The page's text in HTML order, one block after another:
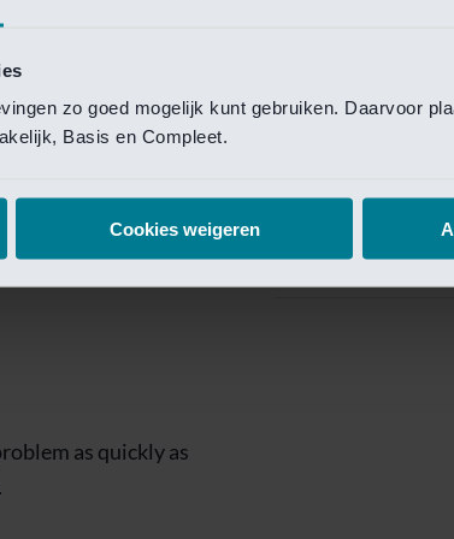
zo goed mogelijk kunt gebruiken. Daarvoor
Basis en Compleet.
Cookies weigeren
Van Lanschot
krijgen.
is
as quickly as